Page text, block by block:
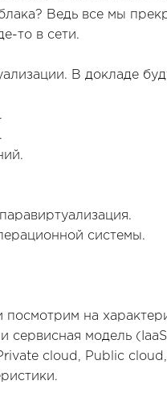
Ведь все мы
то в сети.
В докладе
системы.
на
модель
cloud, Public